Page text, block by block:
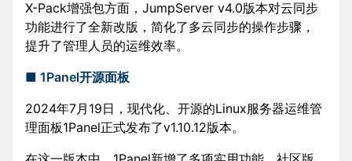
X-Pack增强包方面，JumpServer v4.0版本对云同步
功能进行了全新改版，简化了多云同步的操作步骤，
提升了管理人员的运维效率。
■ 1Panel开源面板
2024年7月19日，现代化、开源的Linux服务器运维管
理面板1Panel正式发布了v1.10.12版本。